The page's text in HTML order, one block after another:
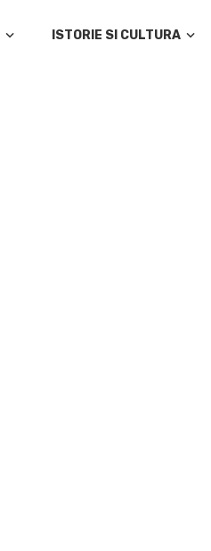
ISTORIE SI CULTURA